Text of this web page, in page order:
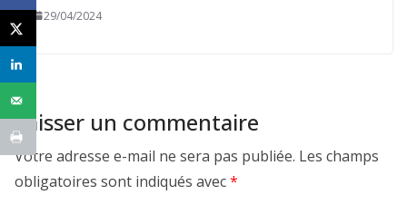
29/04/2024
Laisser un commentaire
Votre adresse e-mail ne sera pas publiée. Les champs
obligatoires sont indiqués avec*